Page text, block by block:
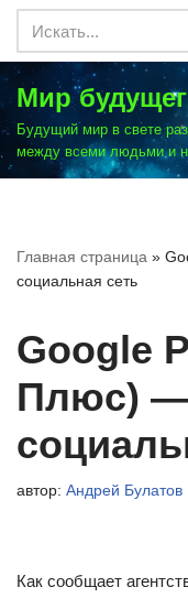
Перейти
к
содержимому
Мир
Будущий мир в свете
между всеми людьми и
Главная страница »
социальная сеть
Google
Плюс) —
автор: Андрей Булатов
Как сообщает